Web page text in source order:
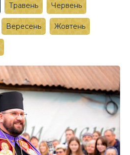
Травень Червень
Вересень Жовтень